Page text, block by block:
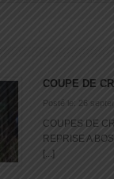
COUPE DE
Posté le: 26
COUPES DE
REPRISE A
[...]